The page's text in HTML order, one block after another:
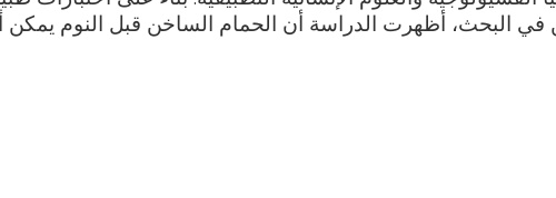
البحث، أظهرت الدراسة أن الحمام الساخن قبل النوم يمكن